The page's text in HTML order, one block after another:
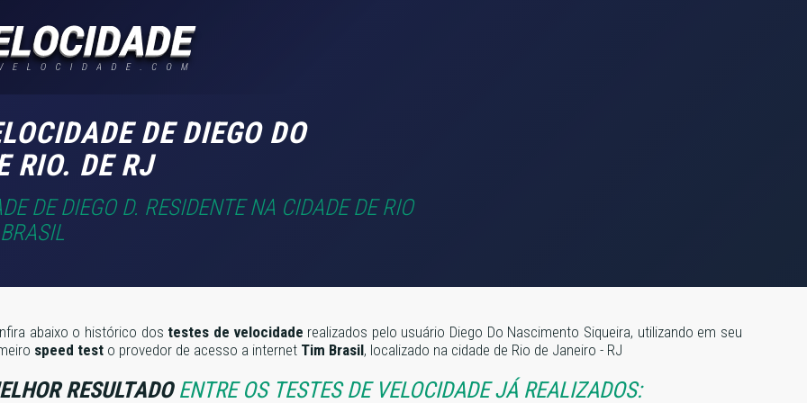
DE DIEGO DO
RIO. DE RJ
DE DIEGO D. RESIDENTE NA CIDADE DE RIO
abaixo o histórico dos testes de velocidade realizados pelo usuário Diego Do Nascimento Siqueira, utilizando em seu
speed test o provedor de acesso a internet Tim Brasil, localizado na cidade de Rio de Janeiro - RJ
RESULTADOENTRE OS TESTES DE VELOCIDADE JÁ REALIZADOS: